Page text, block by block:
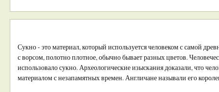
Сукно - это материал, который используется человеком с самой
с ворсом, полотно плотное, обычно бывает разных цветов.
использовало сукно. Археологические изыскания доказали, что
материалом с незапамятных времен. Англичане называли его